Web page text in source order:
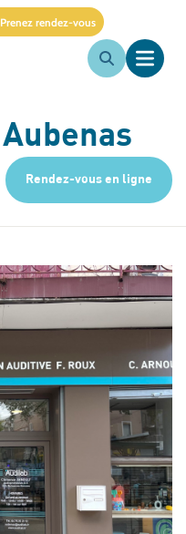
Prenez rendez-vous
Aubenas
Rendez-vous en ligne